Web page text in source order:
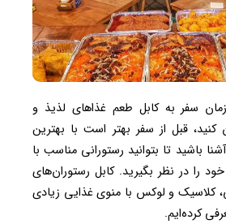
سفر به کابل طعم غذاهای لذیذ و
قبل از سفر بهتر است با بهترین
باشید تا بتوانید رستورانی مناسب با
را در نظر بگیرید. کابل رستوران‌های
کلاسیک و لوکس با منوی غذایی زیادی
کرده‌ایم.